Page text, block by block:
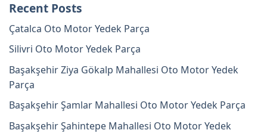
Recent Posts
Çatalca Oto Motor Yedek Parça
Silivri Oto Motor Yedek Parça
Başakşehir Ziya Gökalp Mahallesi Oto Motor Yedek
Parça
Başakşehir Şamlar Mahallesi Oto Motor Yedek Parça
Başakşehir Şahintepe Mahallesi Oto Motor Yedek